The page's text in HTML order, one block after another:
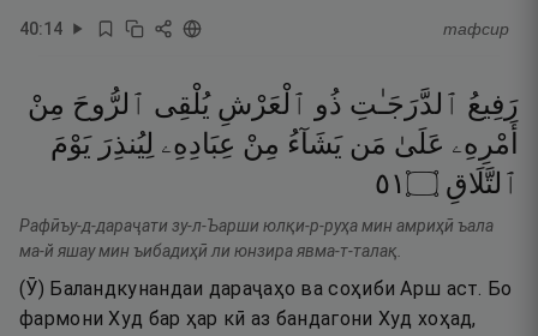
40:14 тафсир
رَفِيعُ ٱلدَّرَجَـٰتِ ذُو ٱلْعَرْشِ يُلْقِى ٱلرُّوحَ مِنْ
أَمْرِهِۦ عَلَىٰ مَن يَشَآءُ مِنْ عِبَادِهِۦ لِيُنذِرَ يَوْمَ
ٱلتَّلَاقِ ۝١٥
Рафӣъу-д-дараҷати зу-л-Ъарши юлқи-р-руҳа мин амриҳӣ ъала
ма-й яшау мин ъибадиҳӣ ли юнзира явма-т-талақ.
(Ӯ) Баландкунандаи дараҷаҳо ва соҳиби Арш аст. Бо
фармони Худ бар ҳар кӣ аз бандагони Худ хоҳад,